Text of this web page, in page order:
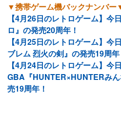
▼携帯ゲーム機バックナンバー
【4月26日のレトロゲーム】今
ロ』の発売20周年！
【4月25日のレトロゲーム】
ブレム 烈火の剣』の発売19周年
【4月24日のレトロゲーム】今
GBA『HUNTER×HUNTERみ
売19周年！